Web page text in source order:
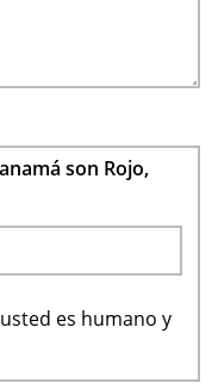
son Rojo,
es humano y